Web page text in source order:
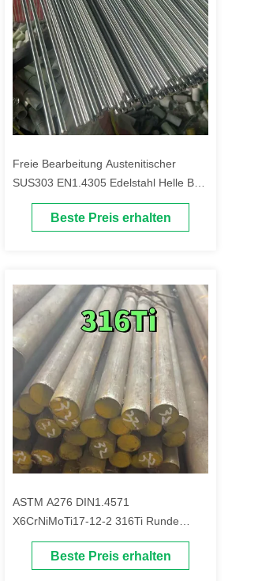
Freie Bearbeitung Austenitischer
SUS303 EN1.4305 Edelstahl Helle Bar
DIA 10mm S30300 Runde Bar
Beste Preis erhalten
ASTM A276 DIN1.4571
X6CrNiMoTi17-12-2 316Ti Runde
Stange aus Edelstahl SUS 316Ti
Beste Preis erhalten